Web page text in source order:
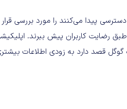
پیدا می‌کنند را مورد بررسی
رضایت کاربران پیش ببرند.
قصد دارد به زودی اطلاعات